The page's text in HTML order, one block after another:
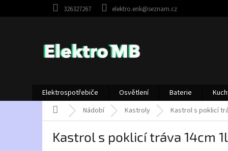
326327267 elektro.erik@seznam.cz
Elektrospotřebiče Osvětlení Baterie
Domů
Nádobí Kastroly Kastrol s poklicí
Kastrol s poklicí tráva 14cm